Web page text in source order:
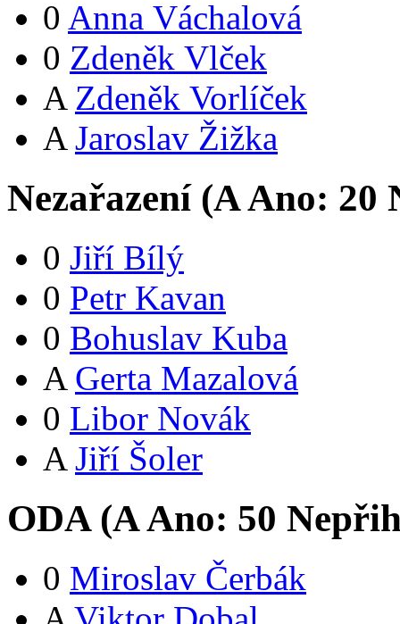
0 Anna Váchalová
0 Zdeněk Vlček
A Zdeněk Vorlíček
A Jaroslav Žižka
Nezařazení (AAno: 20
0 Jiří Bílý
0 Petr Kavan
0 Bohuslav Kuba
A Gerta Mazalová
0 Libor Novák
A Jiří Šoler
ODA (AAno: 50
0 Miroslav Čerbák